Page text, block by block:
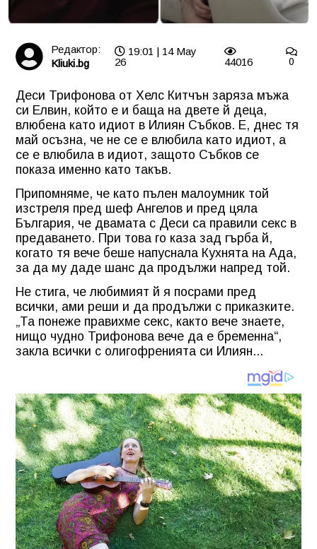
Редактор:
Kliuki.bg
19:01 | 14 May
26
44016 0
Деси Трифонова от Хелс Китчън заряза мъжа
си Елвин, който е и баща на двете й деца,
влюбена като идиот в Илиян Събков. Е, днес тя
май осъзна, че не се е влюбила като идиот, а
се е влюбила в идиот, защото Събков се
показа именно като такъв.
Припомняме, че като пълен малоумник той
изстреля пред шеф Ангелов и пред цяла
България, че двамата с Деси са правили секс в
предаването. При това го каза зад гърба й,
когато тя вече беше напуснала Кухнята на Ада,
за да му даде шанс да продължи напред той.
Не стига, че любимият й я посрами пред
всички, ами реши и да продължи с приказките.
„Та понеже правихме секс, както вече знаете,
нищо чудно Трифонова вече да е бременна“,
закла всички с олигофренията си Илиян...